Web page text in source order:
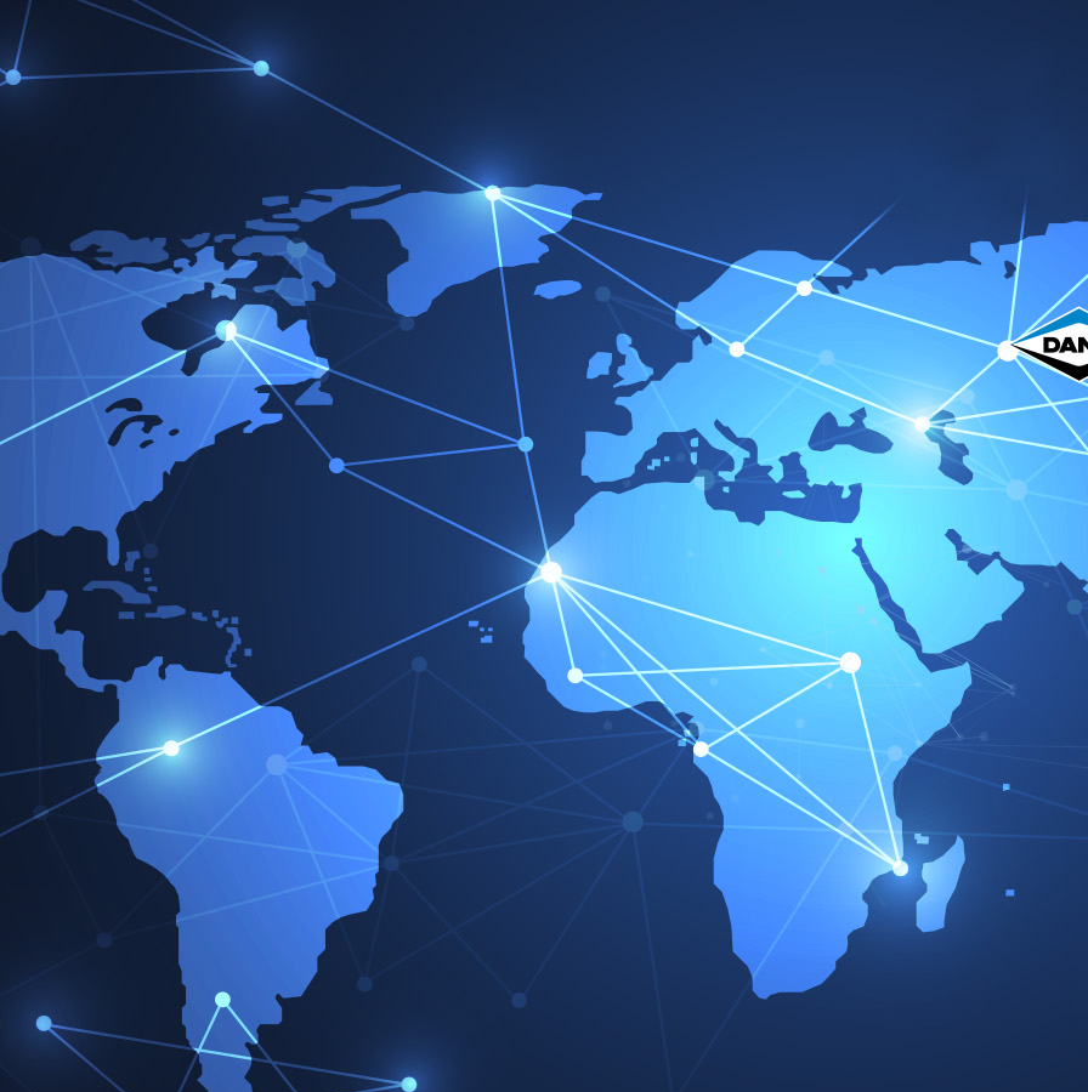
Victorreinz.com > Praxisinformationen >
Mehr-Lagen-Stahl (MLS)-Zylinderkopfdichtungen und
Bauteiloberflächen
Mehr-Lagen-Stahl (MLS)-Zylinderkopfdichtungen
Innovative Dichtungssysteme für neue Motorenkonzepte
Richtungsweisende Trends
Drehmoment und Leistung steigern, Verbrauch und Emissionen senken.
Die Entwicklungsziele im Motorenbau bestimmen die Anforderungen an
moderne Dichtungssysteme. Immer höhere Zünddrücke und
Temperaturen setzen Zylinderkopfdichtungen unter Stress.
Die Lösung:
Mehr-Lagen-Stahl-Zylinderkopfdichtungen – kurz MLS-
Zylinderkopfdichtungen.
Bereits 1992 realisierte Dana Sealing Products die ersten MLS-
Zylinderkopfdichtungen bis zur Serienproduktion. Heute sind diese
Dichtungen Standard und unterstützen Entwickler weltweit bei der
erfolgreichen Umsetzung innovativer Motorenkonzepte.
Höheres Abdichtpotenzial durch Mehr-Lagen-Stahl